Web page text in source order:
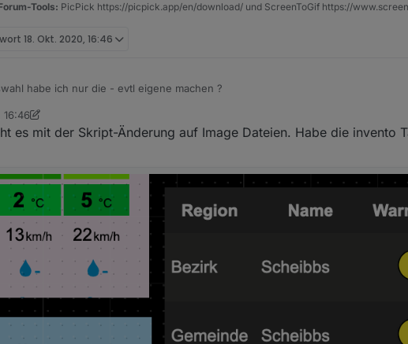
Tools: PicPick https://picpick.app/en/download/ und ScreenToGif https://
18. Okt. 2020, 16:46
habe ich nur die - evtl eigene machen ?
16:46
es mit der Skript-Änderung auf Image Dateien. Habe die invento